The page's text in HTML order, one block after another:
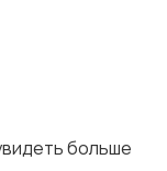
и поло11
больше